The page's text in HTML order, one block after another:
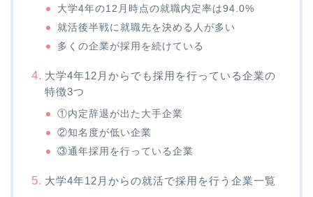
大学4年の12月時点の就職内定率は94.0%
就活後半戦に就職先を決める人が多い
多くの企業が採用を続けている
大学4年12月からでも採用を行っている企業の
特徴3つ
①内定辞退が出た大手企業
②知名度が低い企業
③通年採用を行っている企業
大学4年12月からの就活で採用を行う企業一覧